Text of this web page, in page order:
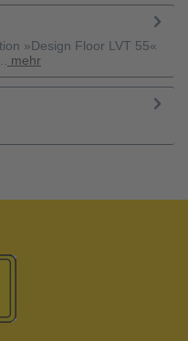
»Design Floor LVT 55«
mehr